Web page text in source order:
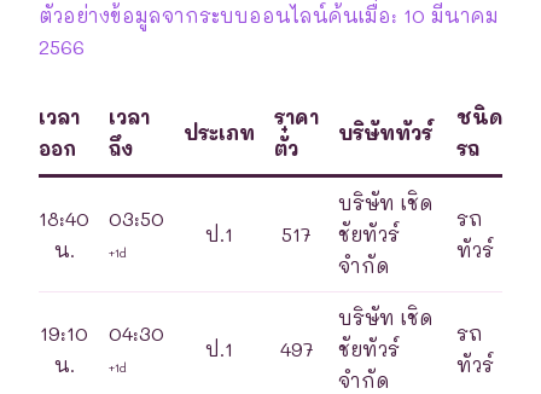
ตัวอย่างข้อมูลจากระบบออนไลน์ค้นเมื่อ: 10 มีนาคม
2566
เวลา
ออก
เวลา
ถึง
ประเภท
ราคา
ตั๋ว
บริษัททัวร์
ชนิด
รถ
18:40
น.
03:50
+1d
ป.1 517
บริษัท เชิด
ชัยทัวร์
จำกัด
รถ
ทัวร์
19:10
น.
04:30
+1d
ป.1 497
บริษัท เชิด
ชัยทัวร์
จำกัด
รถ
ทัวร์